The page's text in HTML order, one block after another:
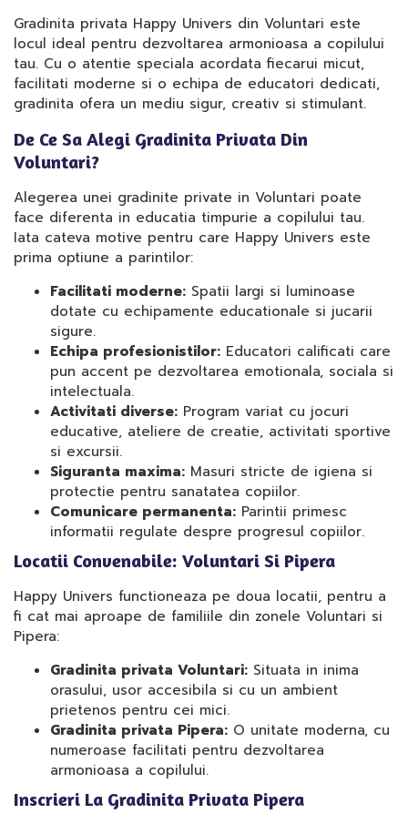
Gradinita privata Happy Univers din Voluntari este
locul ideal pentru dezvoltarea armonioasa a copilului
tau. Cu o atentie speciala acordata fiecarui micut,
facilitati moderne si o echipa de educatori dedicati,
gradinita ofera un mediu sigur, creativ si stimulant.
De Ce Sa Alegi Gradinita Privata Din
Voluntari?
Alegerea unei gradinite private in Voluntari poate
face diferenta in educatia timpurie a copilului tau.
Iata cateva motive pentru care Happy Univers este
prima optiune a parintilor:
Facilitati moderne: Spatii largi si luminoase
dotate cu echipamente educationale si jucarii
sigure.
Echipa profesionistilor: Educatori calificati care
pun accent pe dezvoltarea emotionala, sociala si
intelectuala.
Activitati diverse: Program variat cu jocuri
educative, ateliere de creatie, activitati sportive
si excursii.
Siguranta maxima: Masuri stricte de igiena si
protectie pentru sanatatea copiilor.
Comunicare permanenta: Parintii primesc
informatii regulate despre progresul copiilor.
Locatii Convenabile: Voluntari Si Pipera
Happy Univers functioneaza pe doua locatii, pentru a
fi cat mai aproape de familiile din zonele Voluntari si
Pipera:
Gradinita privata Voluntari: Situata in inima
orasului, usor accesibila si cu un ambient
prietenos pentru cei mici.
Gradinita privata Pipera: O unitate moderna, cu
numeroase facilitati pentru dezvoltarea
armonioasa a copilului.
Inscrieri La Gradinita Privata Pipera